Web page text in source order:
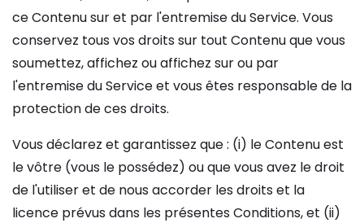
ce Contenu sur et par l'entremise du Service. Vous
conservez tous vos droits sur tout Contenu que vous
soumettez, affichez ou affichez sur ou par
l'entremise du Service et vous êtes responsable de la
protection de ces droits.
Vous déclarez et garantissez que : (i) le Contenu est
le vôtre (vous le possédez) ou que vous avez le droit
de l'utiliser et de nous accorder les droits et la
licence prévus dans les présentes Conditions, et (ii)